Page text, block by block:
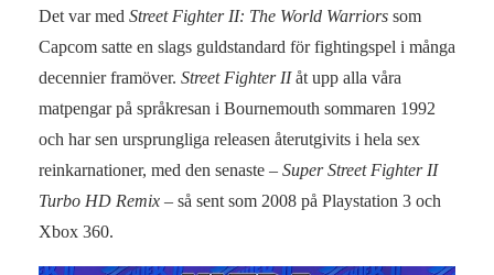
Det var med Street Fighter II: The World Warriors som
Capcom satte en slags guldstandard för fightingspel i många
decennier framöver. Street Fighter IIåt upp alla våra
matpengar på språkresan i Bournemouth sommaren 1992
och har sen ursprungliga releasen återutgivits i hela sex
reinkarnationer, med den senaste – Super Street Fighter II
Turbo HD Remix – så sent som 2008 på Playstation 3 och
Xbox 360.